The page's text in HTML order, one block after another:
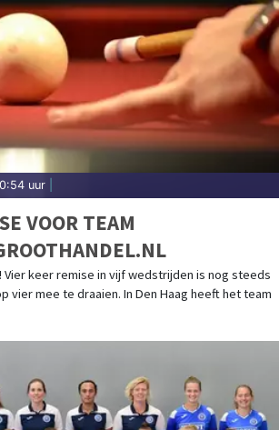
uur
VOOR TEAM
Vier keer remise in vijf wedstrijden is nog steeds
vier mee te draaien. In Den Haag heeft het team